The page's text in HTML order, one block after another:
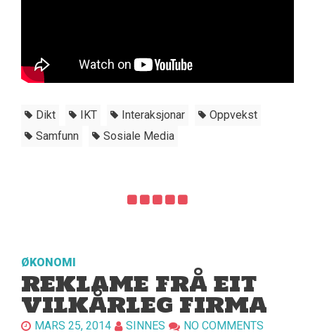
Dikt IKT Interaksjonar
Oppvekst
Samfunn
Sosiale Media
ØKONOMI
REKLAME FRÅ EIT
VILKÅRLEG FIRMA
MARS 25, 2014 SINNES NO COMMENTS